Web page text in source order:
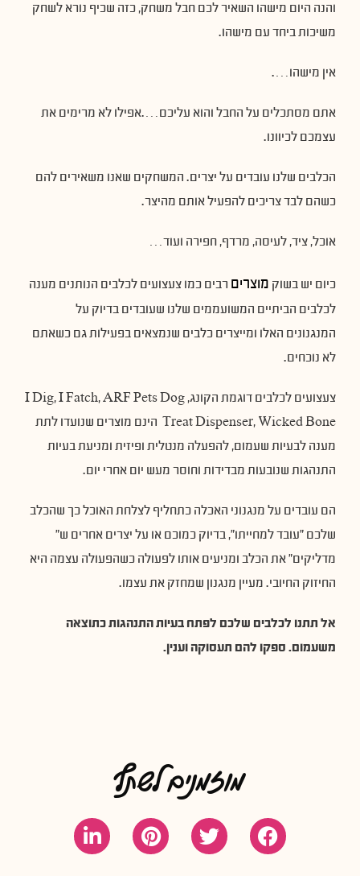
והנה היום מישהו השאיר לכם חבל משחק, כזה שכיף נורא לשחק
משיכות ביחד עם מישהו.
אין מישהו….
אתם מסתכלים על החבל והוא עליכם….אפילו לא מרימים את
עצמכם לכיוונו.
הכלבים שלנו עובדים על יצרים. המשחקים שאנו משאירים להם
כשהם לבד צריכים להפעיל אותם מהיצר.
אוכל, ציד, לעיסה, מרדף, חפירה ועוד…
כיום יש בשוקמוצריםרבים כמו צעצועים לכלבים הנותנים מענה
לכלבים הביתיים המשועממים שלנו שעובדים בדיוק על
המנגנונים האלו ומייצרים כלבים שנמצאים בפעילות גם כשאתם
לא נוכחים.
צעצועים לכלבים דוגמת הקונג, I Dig, I Fatch, ARF Pets Dog
Treat Dispenser, Wicked Bone הינם מוצרים שנועדו לתת
מענה לבעיות שעמום, להפעלה מנטלית ופיזית ומניעת בעיות
התנהגות שנובעות מבדידות וחוסר מעש יום אחרי יום.
הם עובדים על מנגנוני האכלה כתחליף לצלחת האוכל כך שהכלב
שלכם "עובד למחייתו", בדיוק כמוכם או על יצרים אחרים ש"
מדליקים" את הכלב ומניעים אותו לפעולה כשהפעולה עצמה היא
החיזוק החיובי. מעיין מנגנון שמחזק את עצמו.
אל תתנו לכלבים שלכם לפתח בעיות התנהגות כתוצאה
משעמום. ספקו להם תעסוקה וענין.
מוזמנים לשתף